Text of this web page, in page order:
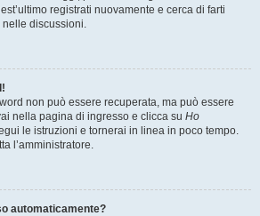
registrati nuovamente e cerca di farti
discussioni.
non può essere recuperata, ma può essere
nella pagina di ingresso e clicca su Ho
le istruzioni e tornerai in linea in poco tempo.
l’amministratore.
automaticamente?